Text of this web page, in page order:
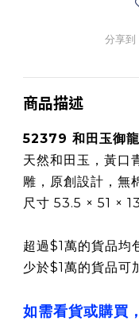
分享到
商品描述
52379 和田玉御
天然和田玉，黃口
雕，原創設計，無
尺寸 53.5 × 51 ×
超過$1萬的貨品均
少於$1萬的貨品
如需看貨或購買